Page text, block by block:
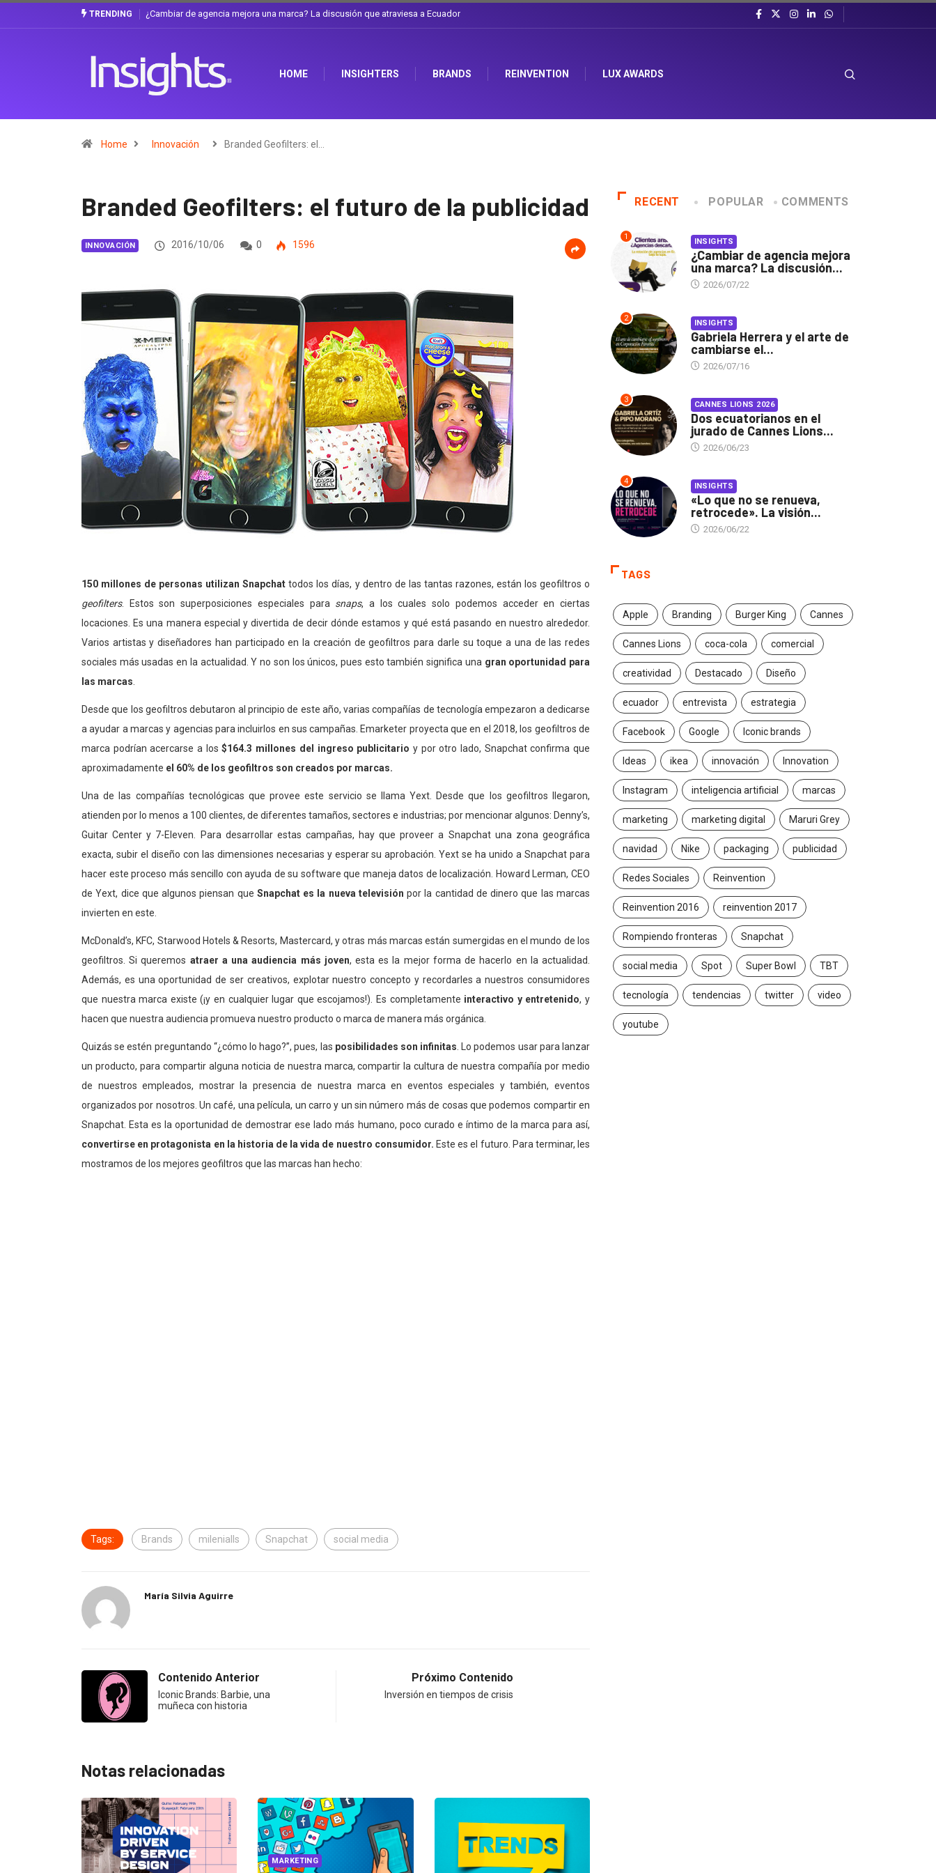
TRENDING Gabriela Herrera y el arte de cambiarse el sombrero en Corporación Favorita
HOME INSIGHTERS BRANDS REINVENTION LUX AWARDS
Home Innovación Branded Geofilters: el…
Branded Geofilters: el futuro de la publicidad
INNOVACIÓN 2016/10/06 0 1596
150 millones de personas utilizan Snapchat todos los días, y dentro de las tantas razones, están los geofiltros o
geofilters. Estos son superposiciones especiales para snaps, a los cuales solo podemos acceder en ciertas
locaciones. Es una manera especial y divertida de decir dónde estamos y qué está pasando en nuestro alrededor.
Varios artistas y diseñadores han participado en la creación de geofiltros para darle su toque a una de las redes
sociales más usadas en la actualidad. Y no son los únicos, pues esto también significa unagran oportunidad para
las marcas.
Desde que los geofiltros debutaron al principio de este año, varias compañías de tecnología empezaron a dedicarse
a ayudar a marcas y agencias para incluirlos en sus campañas. Emarketer proyecta que en el 2018, los geofiltros de
marca podrían acercarse a los$164.3 millones del ingreso publicitario y por otro lado, Snapchat confirma que
aproximadamente el 60% de los geofiltros son creados por marcas.
Una de las compañías tecnológicas que provee este servicio se llama Yext. Desde que los geofiltros llegaron,
atienden por lo menos a 100 clientes, de diferentes tamaños, sectores e industrias; por mencionar algunos: Denny’s,
Guitar Center y 7-Eleven. Para desarrollar estas campañas, hay que proveer a Snapchat una zona geográfica
exacta, subir el diseño con las dimensiones necesarias y esperar su aprobación. Yext se ha unido a Snapchat para
hacer este proceso más sencillo con ayuda de su software que maneja datos de localización. Howard Lerman, CEO
de Yext, dice que algunos piensan que Snapchat es la nueva televisión por la cantidad de dinero que las marcas
invierten en este.
McDonald’s, KFC, Starwood Hotels & Resorts, Mastercard, y otras más marcas están sumergidas en el mundo de los
geofiltros. Si queremos atraer a una audiencia más joven, esta es la mejor forma de hacerlo en la actualidad.
Además, es una oportunidad de ser creativos, explotar nuestro concepto y recordarles a nuestros consumidores
que nuestra marca existe (¡y en cualquier lugar que escojamos!). Es completamente interactivo y entretenido, y
hacen que nuestra audiencia promueva nuestro producto o marca de manera más orgánica.
Quizás se estén preguntando “¿cómo lo hago?”, pues, las posibilidades son infinitas. Lo podemos usar para lanzar
un producto, para compartir alguna noticia de nuestra marca, compartir la cultura de nuestra compañía por medio
de nuestros empleados, mostrar la presencia de nuestra marca en eventos especiales y también, eventos
organizados por nosotros. Un café, una película, un carro y un sin número más de cosas que podemos compartir en
Snapchat. Esta es la oportunidad de demostrar ese lado más humano, poco curado e íntimo de la marca para así,
convertirse en protagonista en la historia de la vida de nuestro consumidor. Este es el futuro. Para terminar, les
mostramos de los mejores geofiltros que las marcas han hecho:
Tags: Brands milenialls Snapchat social media
María Silvia Aguirre
Contenido Anterior
Iconic Brands: Barbie, una
muñeca con historia
Próximo Contenido
Inversión en tiempos de crisis
Notas relacionadas
RECENT POPULAR COMMENTS
1 INSIGHTS
¿Cambiar de agencia mejora
una marca? La discusión...
2026/07/22
2 INSIGHTS
Gabriela Herrera y el arte de
cambiarse el...
2026/07/16
3 CANNES LIONS 2026
Dos ecuatorianos en el
jurado de Cannes Lions...
2026/06/23
4 INSIGHTS
«Lo que no se renueva,
retrocede». La visión...
2026/06/22
TAGS
Apple Branding Burger King Cannes
Cannes Lions coca-cola comercial
creatividad Destacado Diseño
ecuador entrevista estrategia
Facebook Google Iconic brands
Ideas ikea innovación Innovation
Instagram inteligencia artificial marcas
marketing marketing digital Maruri Grey
navidad Nike packaging publicidad
Redes Sociales Reinvention
Reinvention 2016 reinvention 2017
Rompiendo fronteras Snapchat
social media Spot Super Bowl TBT
tecnología tendencias twitter video
youtube